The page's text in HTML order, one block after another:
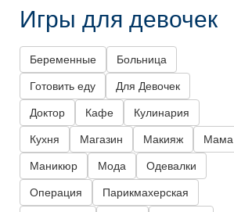
Игры для девочек
Беременные Больница
Готовить еду Для Девочек
Доктор Кафе Кулинария
Кухня Магазин Макияж Мама
Маникюр Мода Одевалки
Операция Парикмахерская